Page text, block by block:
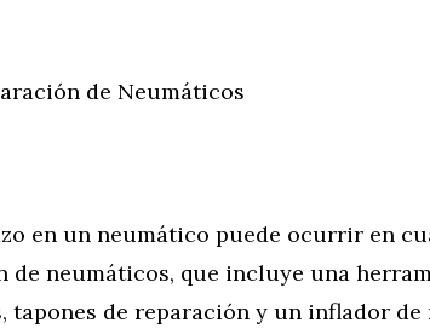
de Neumáticos
en un neumático puede ocurrir en
de neumáticos, que incluye una
tapones de reparación y un inflador